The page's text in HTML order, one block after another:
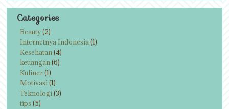
Categories
Beauty(2)
Internetnya Indonesia(1)
Kesehatan(4)
keuangan(6)
Kuliner(1)
Motivasi(1)
Teknologi(3)
tips (5)